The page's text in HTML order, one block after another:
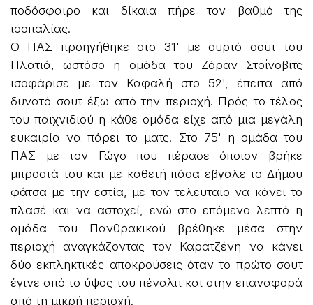
ποδόσφαιρο και δίκαια πήρε τον βαθμό της
ισοπαλίας.
Ο ΠΑΣ προηγήθηκε στο 31' με συρτό σουτ του
Πλατιά, ωστόσο η ομάδα του Ζόραν Στοΐνοβιτς
ισοφάρισε με τον Καφαλή στο 52', έπειτα από
δυνατό σουτ έξω από την περιοχή. Πρός το τέλος
του παιχνιδιού η κάθε ομάδα είχε από μια μεγάλη
ευκαιρία να πάρει το ματς. Στο 75' η ομάδα του
ΠΑΣ με τον Γώγο που πέρασε όποιον βρήκε
μπροστά του και με καθετή πάσα έβγαλε το Δήμου
φάτσα με την εστία, με τον τελευταίο να κάνει το
πλασέ και να αστοχεί, ενώ στο επόμενο λεπτό η
ομάδα του Πανθρακικού βρέθηκε μέσα στην
περιοχή αναγκάζοντας τον Καρατζένη να κάνει
δύο εκπληκτικές αποκρούσεις όταν το πρώτο σουτ
έγινε από το ύψος του πέναλτι και στην επαναφορά
από τη μικρή περιοχή.